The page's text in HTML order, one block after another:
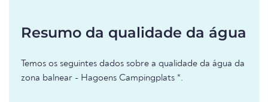
Resumo da qualidade da água
Temos os seguintes dados sobre a qualidade da água da
zona balnear - Hagoens Campingplats *.